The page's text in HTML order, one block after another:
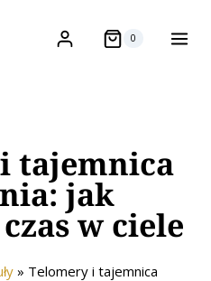
0
tajemnica
jak
w ciele
» Telomery i tajemnica